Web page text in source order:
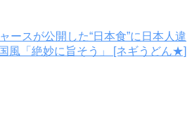
ースが公開した“日本食”に日本人違
風「絶妙に旨そう」 [ネギうどん★]